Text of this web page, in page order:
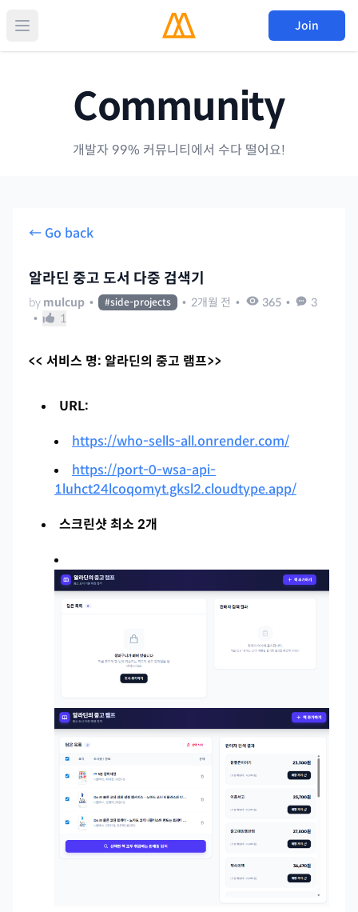
Join
Community
개발자 99% 커뮤니티에서 수다 떨어요!
← Go back
알라딘 중고 도서 다중 검색기
by mulcup • #side-projects • 2개월 전 • 365 •
3
•
1
<< 서비스 명: 알라딘의 중고 램프>>
URL:
https://who-sells-all.onrender.com/
https://port-0-wsa-api-
1luhct24lcoqomyt.gksl2.cloudtype.app/
스크린샷 최소 2개